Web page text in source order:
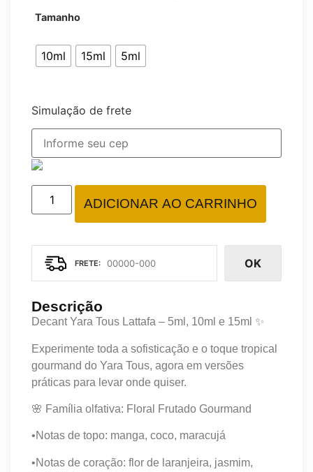
Tamanho
10ml 15ml 5ml
Simulação de frete
ADICIONAR AO CARRINHO
OK
Descrição
Decant Yara Tous Lattafa – 5ml, 10ml e 15ml ✨
Experimente toda a sofisticação e o toque tropical
gourmand do Yara Tous, agora em versões
práticas para levar onde quiser.
🌸 Família olfativa: Floral Frutado Gourmand
•Notas de topo: manga, coco, maracujá
•Notas de coração: flor de laranjeira, jasmim,